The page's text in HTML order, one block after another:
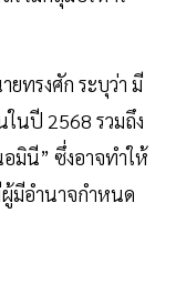
ยทรงศัก ระบุว่า มี
นปี 2568 รวมถึง
อมินี” ซึ่งอาจทำให้
มีอำนาจกำหนด